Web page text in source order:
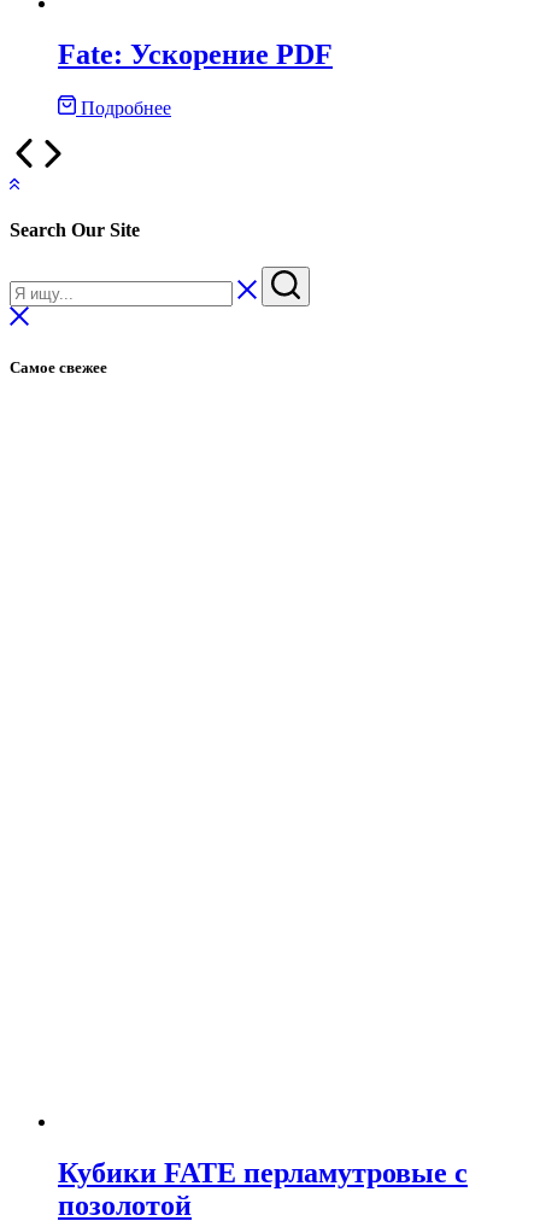
Fate: Ускорение PDF
Подробнее
Search Our Site
Самое свежее
Кубики FATE перламутровые с
позолотой